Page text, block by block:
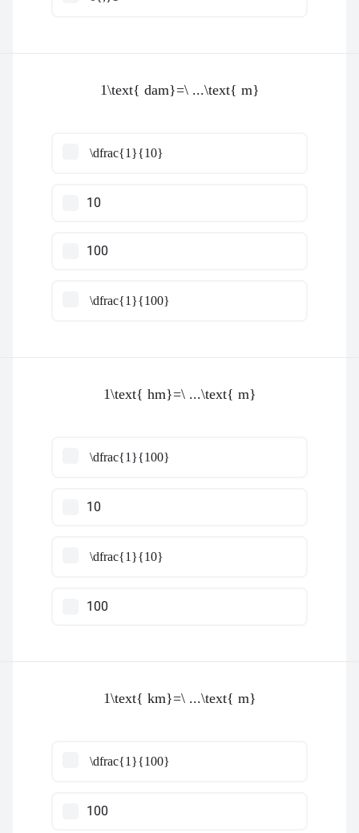
1\text{ dam}=\ ...\text{ m}
\dfrac{1}{10}
10
100
\dfrac{1}{100}
1\text{ hm}=\ ...\text{ m}
\dfrac{1}{100}
10
\dfrac{1}{10}
100
1\text{ km}=\ ...\text{ m}
\dfrac{1}{100}
100